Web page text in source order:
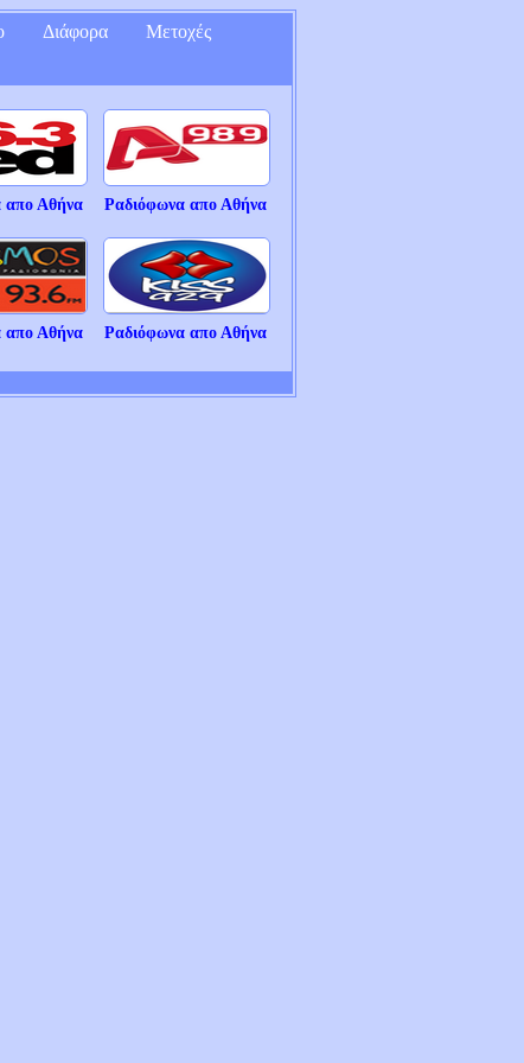
Διάφορα
Μετοχές
απο Αθήνα Ραδιόφωνα απο Αθήνα
απο Αθήνα Ραδιόφωνα απο Αθήνα